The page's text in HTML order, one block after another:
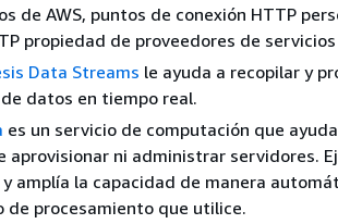
de AWS, puntos de conexión HTTP
propiedad de proveedores de
Data Streams le ayuda a recopilar y
datos en tiempo real.
es un servicio de computación que
aprovisionar ni administrar servidores.
y amplía la capacidad de manera
de procesamiento que utilice.